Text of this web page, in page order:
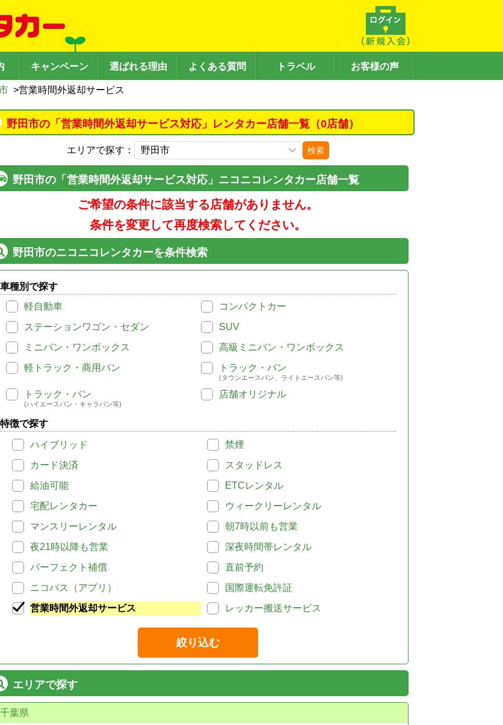
キャンペーン 選ばれる理由 よくある質問 トラベル お客様の声
>営業時間外返却サービス
野田市の「営業時間外返却サービス対応」レンタカー店舗一覧（0店舗）
エリアで探す： 検索
野田市の「営業時間外返却サービス対応」ニコニコレンタカー店舗一覧
ご希望の条件に該当する店舗がありません。
条件を変更して再度検索してください。
野田市のニコニコレンタカーを条件検索
車種別で探す
軽自動車
コンパクトカー
ステーションワゴン・セダン
SUV
ミニバン・ワンボックス
高級ミニバン・ワンボックス
軽トラック・商用バン
トラック・バン
(タウンエースバン、ライトエースバン等)
トラック・バン
(ハイエースバン・キャラバン等)
店舗オリジナル
特徴で探す
ハイブリッド
禁煙
カード決済
スタッドレス
給油可能
ETCレンタル
宅配レンタカー
ウィークリーレンタル
マンスリーレンタル
朝7時以前も営業
夜21時以降も営業
深夜時間帯レンタル
パーフェクト補償
直前予約
ニコパス（アプリ）
国際運転免許証
営業時間外返却サービス
レッカー搬送サービス
絞り込む
エリアで探す
千葉県